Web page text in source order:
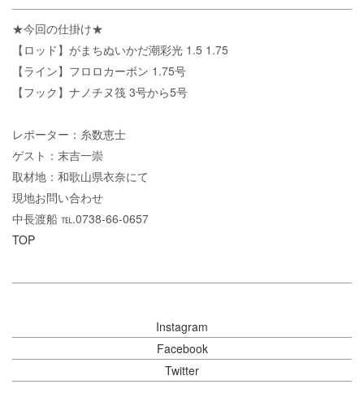
★今回の仕掛け★
【ロッド】がまちぬいかだ潮彩光 1.5 1.75
【ライン】フロロカーボン 1.75号
【フック】ナノチヌ筏 3号から5号
レポーター：糸数恵士
ゲスト：末吉一崇
取材地：和歌山県衣奈にて
現地お問い合わせ
中長渡船 ℡.0738-66-0657
TOP
Instagram
Facebook
Twitter